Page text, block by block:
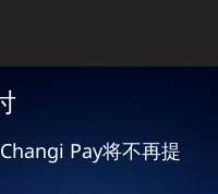
Pay将不再提